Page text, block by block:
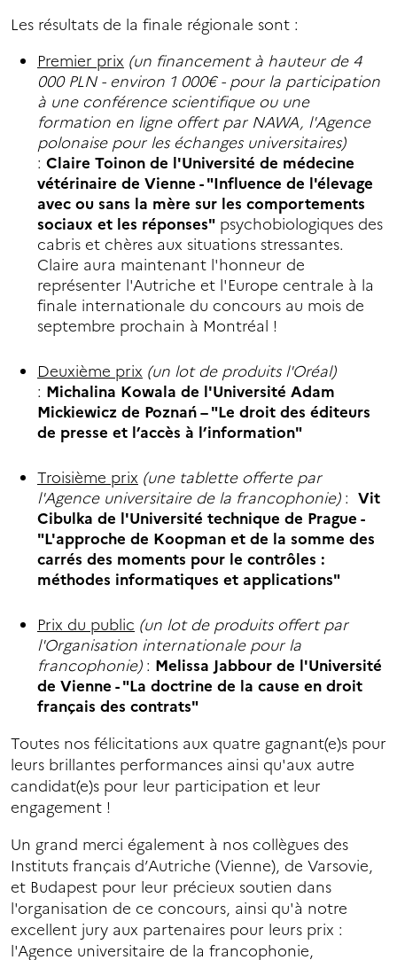
Les résultats de la finale régionale sont :
Premier prix (un financement à hauteur de 4
000 PLN - environ 1 000€ - pour la participation
à une conférence scientifique ou une
formation en ligne offert par NAWA, l'Agence
polonaise pour les échanges universitaires)
: Claire Toinon de l'Université de médecine
vétérinaire de Vienne - "Influence de l'élevage
avec ou sans la mère sur les comportements
sociaux et les réponses" psychobiologiques des
cabris et chères aux situations stressantes.
Claire aura maintenant l'honneur de
représenter l'Autriche et l'Europe centrale à la
finale internationale du concours au mois de
septembre prochain à Montréal !
Deuxième prix (un lot de produits l'Oréal)
: Michalina Kowala de l'Université Adam
Mickiewicz de Poznań – "Le droit des éditeurs
de presse et l’accès à l’information"
Troisième prix (une tablette offerte par
l'Agence universitaire de la francophonie): Vit
Cibulka de l'Université technique de Prague -
"L'approche de Koopman et de la somme des
carrés des moments pour le contrôles :
méthodes informatiques et applications"
Prix du public (un lot de produits offert par
l'Organisation internationale pour la
francophonie): Melissa Jabbour de l'Université
de Vienne - "La doctrine de la cause en droit
français des contrats"
Toutes nos félicitations aux quatre gagnant(e)s pour
leurs brillantes performances ainsi qu'aux autre
candidat(e)s pour leur participation et leur
engagement !
Un grand merci également à nos collègues des
Instituts français d’Autriche (Vienne), de Varsovie,
et Budapest pour leur précieux soutien dans
l'organisation de ce concours, ainsi qu'à notre
excellent jury aux partenaires pour leurs prix :
l'Agence universitaire de la francophonie,